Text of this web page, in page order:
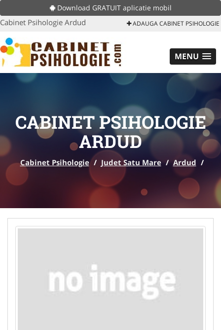
Download GRATUIT aplicatie mobil
Cabinet Psihologie Ardud ADAUGA CABINET PSIHOLOGIE
MENU
CABINET PSIHOLOGIE
ARDUD
Cabinet Psihologie / Judet Satu Mare / Ardud /